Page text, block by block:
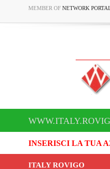
MEMBER OF NETWORK
INSERISCI LA TUA
ITALY ROVIGO